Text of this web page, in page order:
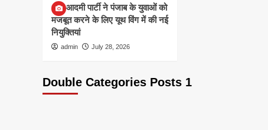
आम आदमी पार्टी ने पंजाब के युवाओं को
मजबूत करने के लिए यूथ विंग में की नई
नियुक्तियां
admin July 28, 2026
Double Categories Posts 1